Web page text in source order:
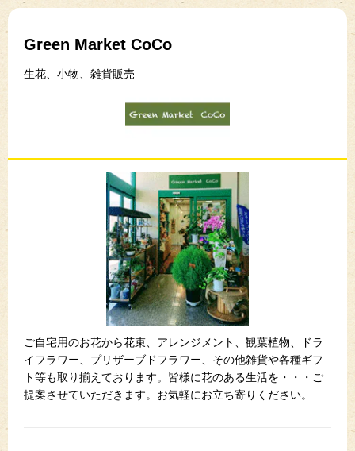
Green Market CoCo
生花、小物、雑貨販売
ご自宅用のお花から花束、アレンジメント、観葉植物、ドラ
イフラワー、プリザーブドフラワー、その他雑貨や各種ギフ
ト等も取り揃えております。皆様に花のある生活を・・・ご
提案させていただきます。お気軽にお立ち寄りください。